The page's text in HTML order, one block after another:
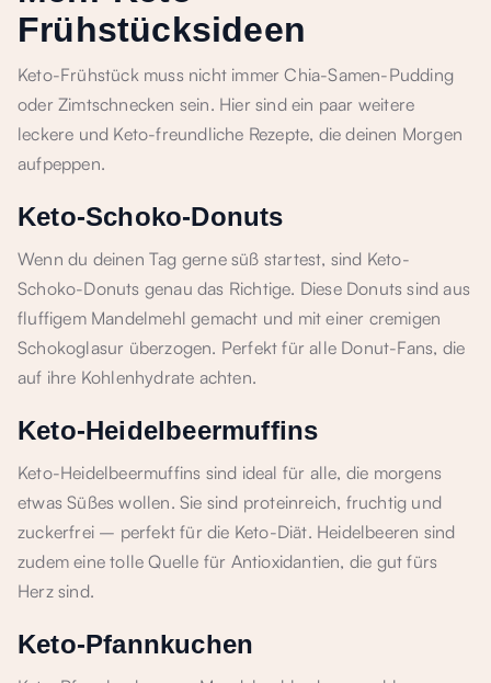
Frühstücksideen
Keto-Frühstück muss nicht immer Chia-Samen-Pudding
oder Zimtschnecken sein. Hier sind ein paar weitere
leckere und Keto-freundliche Rezepte, die deinen Morgen
aufpeppen.
Keto-Schoko-Donuts
Wenn du deinen Tag gerne süß startest, sind Keto-
Schoko-Donuts genau das Richtige. Diese Donuts sind aus
fluffigem Mandelmehl gemacht und mit einer cremigen
Schokoglasur überzogen. Perfekt für alle Donut-Fans, die
auf ihre Kohlenhydrate achten.
Keto-Heidelbeermuffins
Keto-Heidelbeermuffins sind ideal für alle, die morgens
etwas Süßes wollen. Sie sind proteinreich, fruchtig und
zuckerfrei – perfekt für die Keto-Diät. Heidelbeeren sind
zudem eine tolle Quelle für Antioxidantien, die gut fürs
Herz sind.
Keto-Pfannkuchen